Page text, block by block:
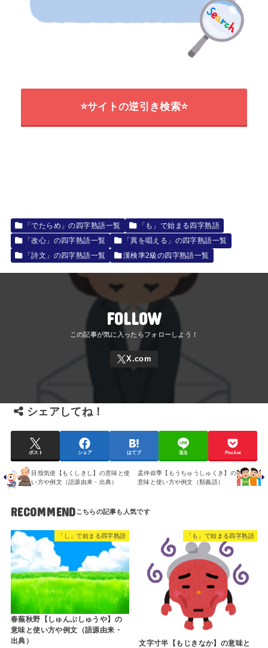
⭐サイトの逆引き検索⭐
「でたらめ」の四字熟語一覧
「も」で始まる四字熟語
「改心」の四字熟語一覧
「異を唱える」の四字熟語一覧
「詩文」の四字熟語一覧
漢検準2級の四字熟語一覧
FOLLOW
シェアしてね！
ポスト シェア はてブ 送る Pocket
目指気使【もくしきし】の意味と使
い方や例文（語源由来・出典）
孟仲叔季【もうちゅうしゅくき】の
意味と使い方や例文（類義語）
RECOMMEND
「し」で始まる四字熟語
春蕪秋野【しゅんぶしゅうや】の
意味と使い方や例文（語源由来・
出典）
「も」で始まる四字熟語
文字寸半【もじきなか】の意味と